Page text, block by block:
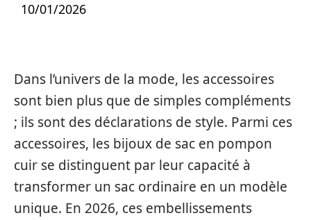
10/01/2026
Dans l’univers de la mode, les accessoires
sont bien plus que de simples compléments
; ils sont des déclarations de style. Parmi ces
accessoires, les bijoux de sac en pompon
cuir se distinguent par leur capacité à
transformer un sac ordinaire en un modèle
unique. En 2026, ces embellissements